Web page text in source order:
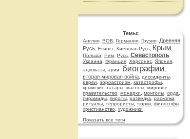
Темы:
Англия ВОВ Германия Грузия
Древняя
Русь Египет, Киевская Русь Крым
Польша
Рим Русь Севастополь
Украина
Франция Херсонес Япония
адвокаты арии биографии
вторая мировая война диссиденты
евреи
зороастризм катастрофы
крымские татары масоны мировое
правительство
монархи монголы орда
пирамиды пираты разведка раскопки
ритуалы террористы тюрки философы
христианство
художники
Показать все теги